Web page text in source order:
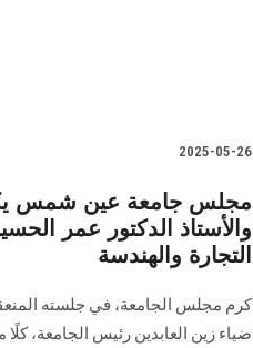
2025-05-26
مجلس جامعة عين شمس
والأستاذ الدكتور عمر
التجارة والهندسة
ضياء زين العابدين رئيس الجامعة،